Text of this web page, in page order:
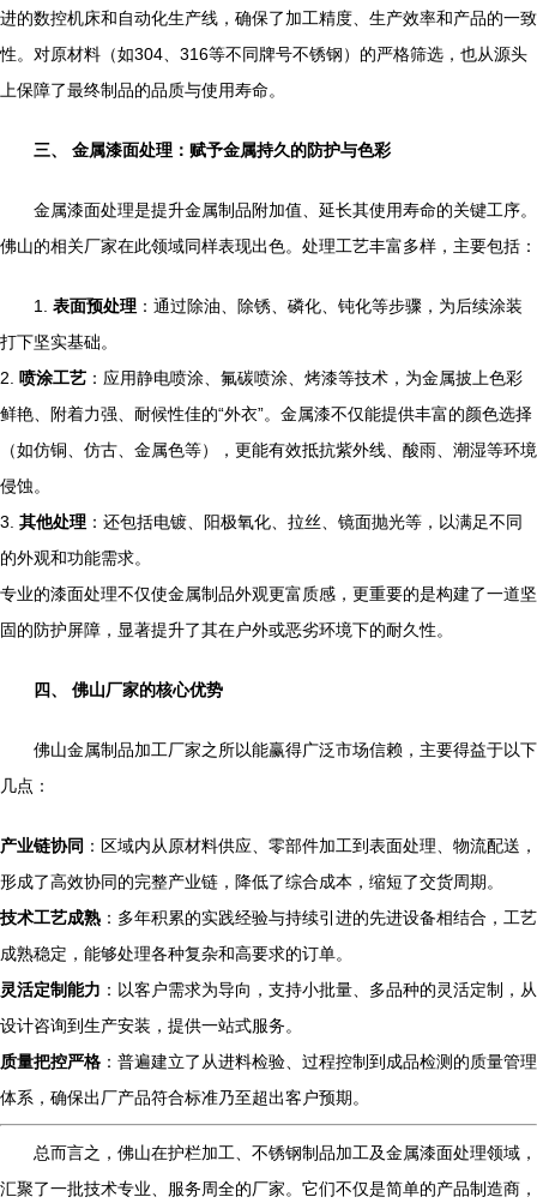
进的数控机床和自动化生产线，确保了加工精度、生产效率和产品的一致
性。对原材料（如304、316等不同牌号不锈钢）的严格筛选，也从源头
上保障了最终制品的品质与使用寿命。
三、 金属漆面处理：赋予金属持久的防护与色彩
金属漆面处理是提升金属制品附加值、延长其使用寿命的关键工序。
佛山的相关厂家在此领域同样表现出色。处理工艺丰富多样，主要包括：
1. 表面预处理 ：通过除油、除锈、磷化、钝化等步骤，为后续涂装
打下坚实基础。
2. 喷涂工艺 ：应用静电喷涂、氟碳喷涂、烤漆等技术，为金属披上色彩
鲜艳、附着力强、耐候性佳的“外衣”。金属漆不仅能提供丰富的颜色选择
（如仿铜、仿古、金属色等），更能有效抵抗紫外线、酸雨、潮湿等环境
侵蚀。
3. 其他处理 ：还包括电镀、阳极氧化、拉丝、镜面抛光等，以满足不同
的外观和功能需求。
专业的漆面处理不仅使金属制品外观更富质感，更重要的是构建了一道坚
固的防护屏障，显著提升了其在户外或恶劣环境下的耐久性。
四、 佛山厂家的核心优势
佛山金属制品加工厂家之所以能赢得广泛市场信赖，主要得益于以下
几点：
产业链协同 ：区域内从原材料供应、零部件加工到表面处理、物流配送，
形成了高效协同的完整产业链，降低了综合成本，缩短了交货周期。
技术工艺成熟 ：多年积累的实践经验与持续引进的先进设备相结合，工艺
成熟稳定，能够处理各种复杂和高要求的订单。
灵活定制能力 ：以客户需求为导向，支持小批量、多品种的灵活定制，从
设计咨询到生产安装，提供一站式服务。
质量把控严格 ：普遍建立了从进料检验、过程控制到成品检测的质量管理
体系，确保出厂产品符合标准乃至超出客户预期。
总而言之，佛山在护栏加工、不锈钢制品加工及金属漆面处理领域，
汇聚了一批技术专业、服务周全的厂家。它们不仅是简单的产品制造商，